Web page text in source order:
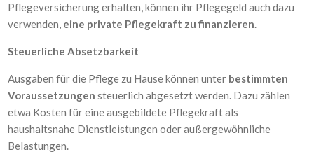
Pflegeversicherung erhalten, können ihr Pflegegeld auch dazu
verwenden, eine private Pflegekraft zu finanzieren.
Steuerliche Absetzbarkeit
Ausgaben für die Pflege zu Hause können unter bestimmten
Voraussetzungen steuerlich abgesetzt werden. Dazu zählen
etwa Kosten für eine ausgebildete Pflegekraft als
haushaltsnahe Dienstleistungen oder außergewöhnliche
Belastungen.